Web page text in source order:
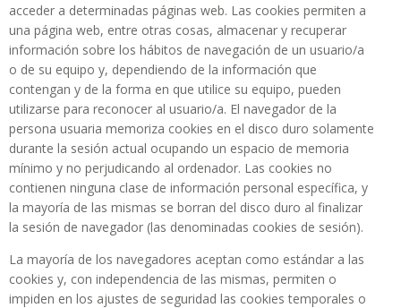
acceder a determinadas páginas web. Las cookies permiten a
una página web, entre otras cosas, almacenar y recuperar
información sobre los hábitos de navegación de un usuario/a
o de su equipo y, dependiendo de la información que
contengan y de la forma en que utilice su equipo, pueden
utilizarse para reconocer al usuario/a. El navegador de la
persona usuaria memoriza cookies en el disco duro solamente
durante la sesión actual ocupando un espacio de memoria
mínimo y no perjudicando al ordenador. Las cookies no
contienen ninguna clase de información personal específica, y
la mayoría de las mismas se borran del disco duro al finalizar
la sesión de navegador (las denominadas cookies de sesión).
La mayoría de los navegadores aceptan como estándar a las
cookies y, con independencia de las mismas, permiten o
impiden en los ajustes de seguridad las cookies temporales o